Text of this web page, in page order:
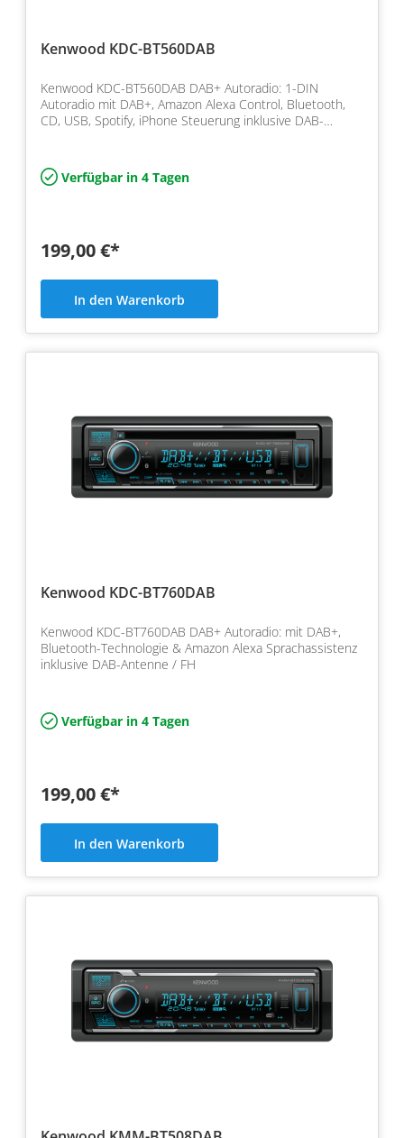
Kenwood KDC-BT560DAB
Kenwood KDC-BT560DAB DAB+ Autoradio: 1-DIN
Autoradio mit DAB+, Amazon Alexa Control, Bluetooth,
CD, USB, Spotify, iPhone Steuerung inklusive DAB-
Verfügbar in 4 Tagen
199,00 €*
In den Warenkorb
Kenwood KDC-BT760DAB
Kenwood KDC-BT760DAB DAB+ Autoradio: mit DAB+,
Bluetooth-Technologie & Amazon Alexa Sprachassistenz
inklusive DAB-Antenne / FH
Verfügbar in 4 Tagen
199,00 €*
In den Warenkorb